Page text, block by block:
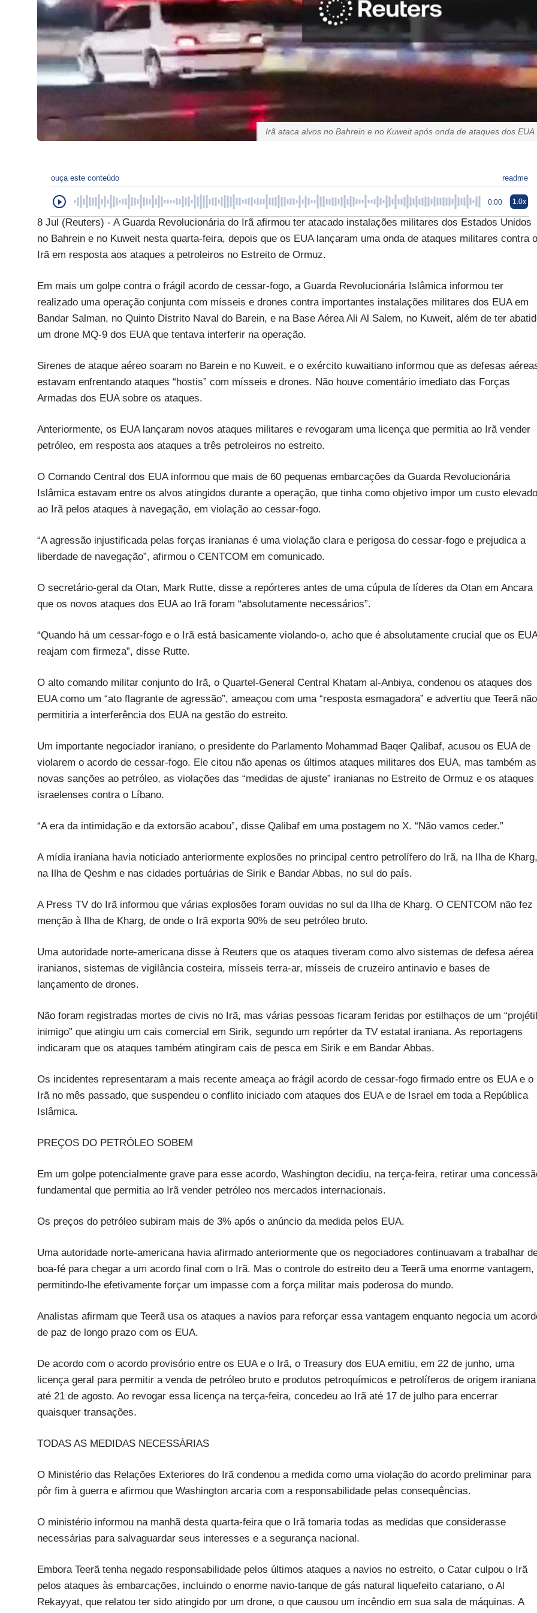
Irã ataca alvos no Bahrein e no Kuweit após onda de ataques dos EUA
ouça este conteúdo readme
0:00 1.0x
8 Jul (Reuters) - A Guarda Revolucionária do Irã afirmou ter atacado instalações militares dos Estados Unidos
no Bahrein e no Kuweit nesta quarta-feira, depois que os EUA lançaram uma onda de ataques militares contra o
Irã em resposta aos ataques a petroleiros no Estreito de Ormuz.
Em mais um golpe contra o frágil acordo de cessar-fogo, a Guarda Revolucionária Islâmica informou ter
realizado uma operação conjunta com mísseis e drones contra importantes instalações militares dos EUA em
Bandar Salman, no Quinto Distrito Naval do Barein, e na Base Aérea Ali Al Salem, no Kuweit, além de ter
um drone MQ-9 dos EUA que tentava interferir na operação.
Sirenes de ataque aéreo soaram no Barein e no Kuweit, e o exército kuwaitiano informou que as defesas
estavam enfrentando ataques “hostis” com mísseis e drones. Não houve comentário imediato das Forças
Armadas dos EUA sobre os ataques.
Anteriormente, os EUA lançaram novos ataques militares e revogaram uma licença que permitia ao Irã vender
petróleo, em resposta aos ataques a três petroleiros no estreito.
O Comando Central dos EUA informou que mais de 60 pequenas embarcações da Guarda Revolucionária
Islâmica estavam entre os alvos atingidos durante a operação, que tinha como objetivo impor um custo elevado
ao Irã pelos ataques à navegação, em violação ao cessar-fogo.
“A agressão injustificada pelas forças iranianas é uma violação clara e perigosa do cessar-fogo e prejudica a
liberdade de navegação”, afirmou o CENTCOM em comunicado.
O secretário-geral da Otan, Mark Rutte, disse a repórteres antes de uma cúpula de líderes da Otan em Ancara
que os novos ataques dos EUA ao Irã foram “absolutamente necessários”.
“Quando há um cessar-fogo e o Irã está basicamente violando-o, acho que é absolutamente crucial que os EUA
reajam com firmeza”, disse Rutte.
O alto comando militar conjunto do Irã, o Quartel-General Central Khatam al-Anbiya, condenou os ataques dos
EUA como um “ato flagrante de agressão”, ameaçou com uma “resposta esmagadora” e advertiu que Teerã não
permitiria a interferência dos EUA na gestão do estreito.
Um importante negociador iraniano, o presidente do Parlamento Mohammad Baqer Qalibaf, acusou os EUA de
violarem o acordo de cessar-fogo. Ele citou não apenas os últimos ataques militares dos EUA, mas também as
novas sanções ao petróleo, as violações das “medidas de ajuste” iranianas no Estreito de Ormuz e os ataques
israelenses contra o Líbano.
“A era da intimidação e da extorsão acabou”, disse Qalibaf em uma postagem no X. “Não vamos ceder.”
A mídia iraniana havia noticiado anteriormente explosões no principal centro petrolífero do Irã, na Ilha de Kharg,
na Ilha de Qeshm e nas cidades portuárias de Sirik e Bandar Abbas, no sul do país.
A Press TV do Irã informou que várias explosões foram ouvidas no sul da Ilha de Kharg. O CENTCOM não fez
menção à Ilha de Kharg, de onde o Irã exporta 90% de seu petróleo bruto.
Uma autoridade norte-americana disse à Reuters que os ataques tiveram como alvo sistemas de defesa aérea
iranianos, sistemas de vigilância costeira, mísseis terra-ar, mísseis de cruzeiro antinavio e bases de
lançamento de drones.
Não foram registradas mortes de civis no Irã, mas várias pessoas ficaram feridas por estilhaços de um “projétil
inimigo” que atingiu um cais comercial em Sirik, segundo um repórter da TV estatal iraniana. As reportagens
indicaram que os ataques também atingiram cais de pesca em Sirik e em Bandar Abbas.
Os incidentes representaram a mais recente ameaça ao frágil acordo de cessar-fogo firmado entre os EUA e o
Irã no mês passado, que suspendeu o conflito iniciado com ataques dos EUA e de Israel em toda a República
Islâmica.
PREÇOS DO PETRÓLEO SOBEM
Em um golpe potencialmente grave para esse acordo, Washington decidiu, na terça-feira, retirar uma
fundamental que permitia ao Irã vender petróleo nos mercados internacionais.
Os preços do petróleo subiram mais de 3% após o anúncio da medida pelos EUA.
Uma autoridade norte-americana havia afirmado anteriormente que os negociadores continuavam a trabalhar
boa-fé para chegar a um acordo final com o Irã. Mas o controle do estreito deu a Teerã uma enorme vantagem,
permitindo-lhe efetivamente forçar um impasse com a força militar mais poderosa do mundo.
Analistas afirmam que Teerã usa os ataques a navios para reforçar essa vantagem enquanto negocia um
de paz de longo prazo com os EUA.
De acordo com o acordo provisório entre os EUA e o Irã, o Treasury dos EUA emitiu, em 22 de junho, uma
licença geral para permitir a venda de petróleo bruto e produtos petroquímicos e petrolíferos de origem iraniana
até 21 de agosto. Ao revogar essa licença na terça-feira, concedeu ao Irã até 17 de julho para encerrar
quaisquer transações.
TODAS AS MEDIDAS NECESSÁRIAS
O Ministério das Relações Exteriores do Irã condenou a medida como uma violação do acordo preliminar para
pôr fim à guerra e afirmou que Washington arcaria com a responsabilidade pelas consequências.
O ministério informou na manhã desta quarta-feira que o Irã tomaria todas as medidas que considerasse
necessárias para salvaguardar seus interesses e a segurança nacional.
Embora Teerã tenha negado responsabilidade pelos últimos ataques a navios no estreito, o Catar culpou o Irã
pelos ataques às embarcações, incluindo o enorme navio-tanque de gás natural liquefeito catariano, o Al
Rekayyat, que relatou ter sido atingido por um drone, o que causou um incêndio em sua sala de máquinas. A